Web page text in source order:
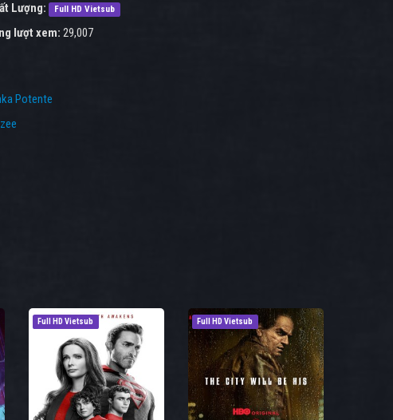
Lượng: Full HD Vietsub
lượt xem: 29,007
Potente
Full HD Vietsub Full HD Vietsub